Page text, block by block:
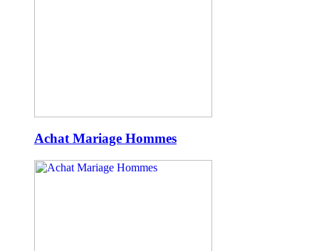
Achat Mariage Hommes